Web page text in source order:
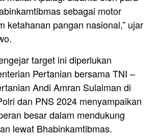
sebagai motor
ketahanan pangan nasional,” ujar
target ini diperlukan
Pertanian bersama TNI –
Andi Amran Sulaiman di
dan PNS 2024 menyampaikan
besar dalam mendukung
lewat Bhabinkamtibmas.